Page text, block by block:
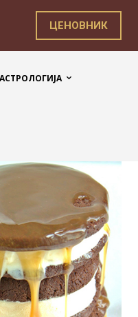
ЦЕНОВНИК
АСТРОЛОГИЈА